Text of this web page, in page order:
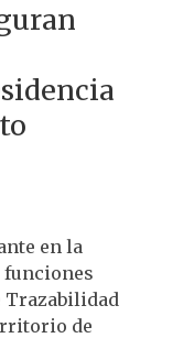
en la
funciones
Trazabilidad
de